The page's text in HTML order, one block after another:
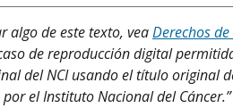
algo de este texto, veaDerechos
de reproducción digital
del NCI usando el título original
el Instituto Nacional del Cáncer.”